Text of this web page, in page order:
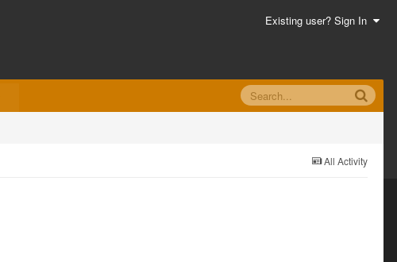
Existing user? Sign In
All Activity